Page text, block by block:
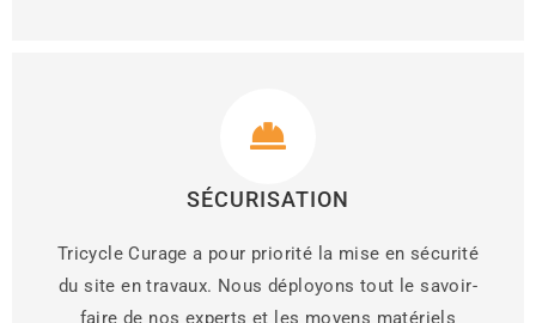
SÉCURISATION
Tricycle Curage a pour priorité la mise en sécurité
du site en travaux. Nous déployons tout le savoir-
faire de nos experts et les moyens matériels